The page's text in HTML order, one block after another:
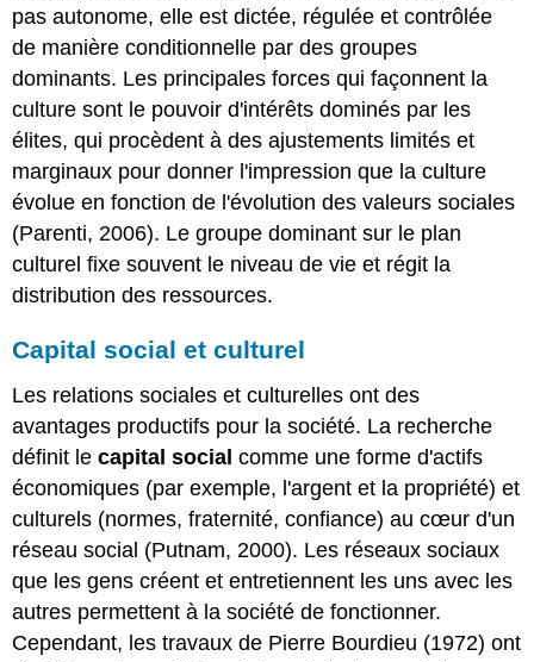
pas autonome, elle est dictée, régulée et contrôlée
de manière conditionnelle par des groupes
dominants. Les principales forces qui façonnent la
culture sont le pouvoir d'intérêts dominés par les
élites, qui procèdent à des ajustements limités et
marginaux pour donner l'impression que la culture
évolue en fonction de l'évolution des valeurs sociales
(Parenti, 2006). Le groupe dominant sur le plan
culturel fixe souvent le niveau de vie et régit la
distribution des ressources.
Capital social et culturel
Les relations sociales et culturelles ont des
avantages productifs pour la société. La recherche
définit lecapital social comme une forme d'actifs
économiques (par exemple, l'argent et la propriété) et
culturels (normes, fraternité, confiance) au cœur d'un
réseau social (Putnam, 2000). Les réseaux sociaux
que les gens créent et entretiennent les uns avec les
autres permettent à la société de fonctionner.
Cependant, les travaux de Pierre Bourdieu (1972) ont